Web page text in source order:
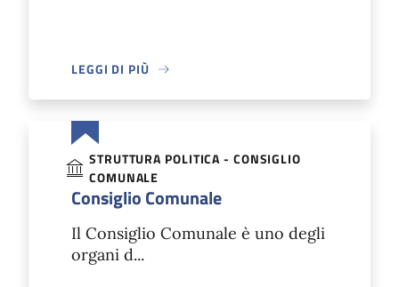
LEGGI DI PIÙ
STRUTTURA POLITICA - CONSIGLIO
COMUNALE
Consiglio Comunale
Il Consiglio Comunale è uno degli
organi d...